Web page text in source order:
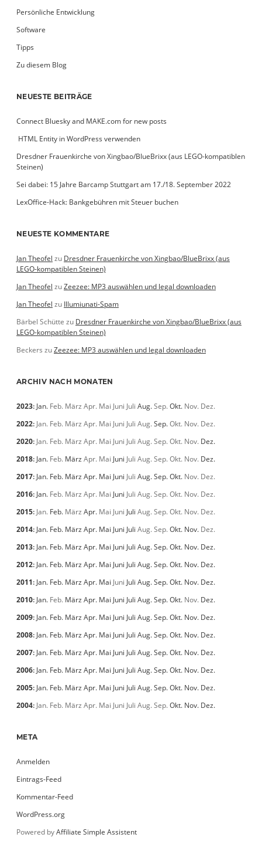
Persönliche Entwicklung
Software
Tipps
Zu diesem Blog
NEUESTE BEITRÄGE
Connect Bluesky and MAKE.com for new posts
­ HTML Entity in WordPress verwenden
Dresdner Frauenkirche von Xingbao/BlueBrixx (aus LEGO-kompatiblen
Steinen)
Sei dabei: 15 Jahre Barcamp Stuttgart am 17./18. September 2022
LexOffice-Hack: Bankgebühren mit Steuer buchen
NEUESTE KOMMENTARE
Jan Theofel zu Dresdner Frauenkirche von Xingbao/BlueBrixx (aus
LEGO-kompatiblen Steinen)
Jan Theofel zuZeezee: MP3 auswählen und legal downloaden
Jan Theofel zu Illumiunati-Spam
Bärbel Schütte zu Dresdner Frauenkirche von Xingbao/BlueBrixx (aus
LEGO-kompatiblen Steinen)
Beckers zuZeezee: MP3 auswählen und legal downloaden
ARCHIV NACH MONATEN
2023: Jan. Feb. März Apr. Mai Juni Juli Aug.Sep.Okt. Nov. Dez.
2022: Jan. Feb. März Apr. Mai Juni Juli Aug.Sep.Okt. Nov. Dez.
2020: Jan. Feb. März Apr. Mai Juni Juli Aug.Sep.Okt. Nov. Dez.
2018: Jan. Feb. März Apr. Mai Juni Juli Aug.Sep.Okt. Nov. Dez.
2017: Jan. Feb. März Apr. Mai Juni Juli Aug.Sep.Okt. Nov. Dez.
2016: Jan. Feb. März Apr. Mai Juni Juli Aug.Sep.Okt. Nov. Dez.
2015: Jan. Feb. März Apr. Mai Juni Juli Aug.Sep.Okt. Nov. Dez.
2014: Jan. Feb. März Apr. Mai Juni Juli Aug.Sep.Okt. Nov. Dez.
2013: Jan. Feb. März Apr. Mai Juni Juli Aug.Sep.Okt. Nov. Dez.
2012: Jan. Feb. März Apr. Mai Juni Juli Aug.Sep.Okt. Nov. Dez.
2011: Jan. Feb. März Apr. Mai Juni Juli Aug.Sep.Okt. Nov. Dez.
2010: Jan. Feb. März Apr. Mai Juni Juli Aug.Sep.Okt. Nov. Dez.
2009: Jan. Feb. März Apr. Mai Juni Juli Aug.Sep.Okt. Nov. Dez.
2008: Jan. Feb. März Apr. Mai Juni Juli Aug.Sep.Okt. Nov. Dez.
2007: Jan. Feb. März Apr. Mai Juni Juli Aug.Sep.Okt. Nov. Dez.
2006: Jan. Feb. März Apr. Mai Juni Juli Aug.Sep.Okt. Nov. Dez.
2005: Jan. Feb. März Apr. Mai Juni Juli Aug.Sep.Okt. Nov. Dez.
2004: Jan. Feb. März Apr. Mai Juni Juli Aug.Sep.Okt. Nov. Dez.
META
Anmelden
Eintrags-Feed
Kommentar-Feed
WordPress.org
Powered byAffiliate Simple Assistent